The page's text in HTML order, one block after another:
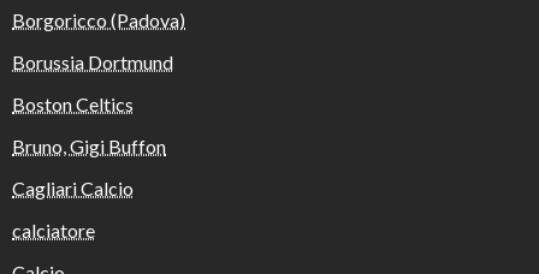
Borgoricco (Padova)
Borussia Dortmund
Boston Celtics
Bruno, Gigi Buffon
Cagliari Calcio
calciatore